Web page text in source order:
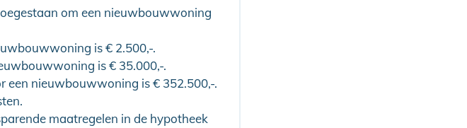
om een nieuwbouwwoning
is € 2.500,-.
is € 35.000,-.
een nieuwbouwwoning is € 352.500,-.
maatregelen in de hypotheek